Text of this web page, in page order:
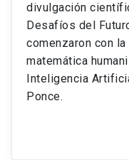
divulgación
Desafíos del
comenzaron con
matemática
Inteligencia
Ponce.